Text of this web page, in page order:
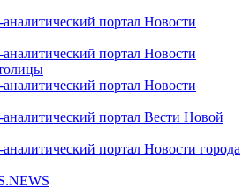
портал Новости
портал Новости
портал Новости
портал Вести Новой
портал Новости города